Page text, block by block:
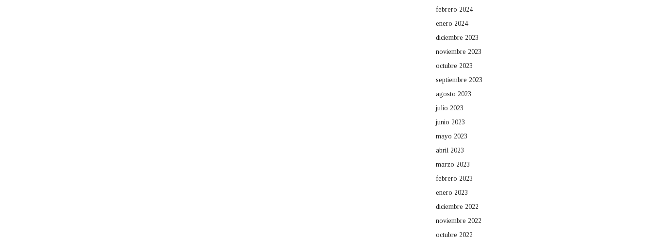
febrero 2024
enero 2024
diciembre 2023
noviembre 2023
octubre 2023
septiembre 2023
agosto 2023
julio 2023
junio 2023
mayo 2023
abril 2023
marzo 2023
febrero 2023
enero 2023
diciembre 2022
noviembre 2022
octubre 2022